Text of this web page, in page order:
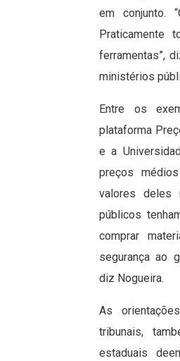
em conjunto.
Praticamente
ferramentas”,
ministérios
Entre os
plataforma
e a
preços
valores deles
públicos
comprar
segurança ao
diz Nogueira.
As
tribunais,
estaduais